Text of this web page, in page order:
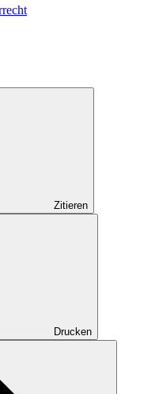
Zitieren
Drucken